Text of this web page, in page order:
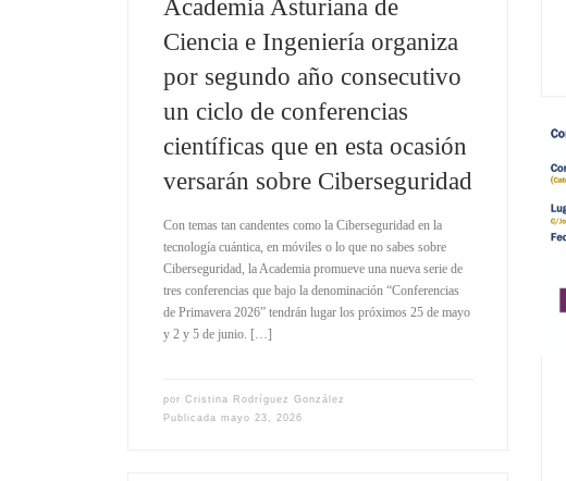
Academia Asturiana de
Ciencia e Ingeniería organiza
por segundo año consecutivo
un ciclo de conferencias
científicas que en esta ocasión
versarán sobre Ciberseguridad
Con temas tan candentes como la Ciberseguridad en la
tecnología cuántica, en móviles o lo que no sabes sobre
Ciberseguridad, la Academia promueve una nueva serie de
tres conferencias que bajo la denominación “Conferencias
de Primavera 2026” tendrán lugar los próximos 25 de mayo
y 2 y 5 de junio. […]
por Cristina Rodríguez González
Publicada mayo 23, 2026